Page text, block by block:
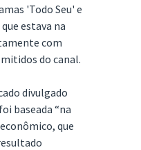
'Todo Seu' e
estava na
com
do canal.
divulgado
baseada “na
que